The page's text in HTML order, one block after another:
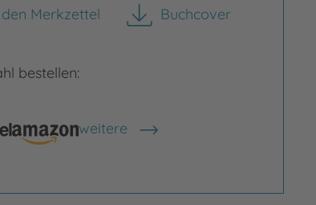
Bild vergrößern
Merkzettel Buchcover
herunterladen
bestellen:
weitere
Shops anzeigen